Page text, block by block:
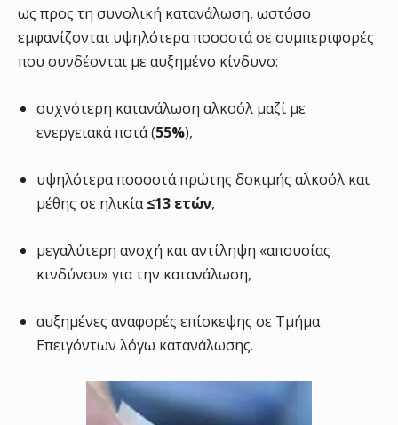
ως προς τη συνολική κατανάλωση, ωστόσο
εμφανίζονται υψηλότερα ποσοστά σε συμπεριφορές
που συνδέονται με αυξημένο κίνδυνο:
συχνότερη κατανάλωση αλκοόλ μαζί με
ενεργειακά ποτά (55%),
υψηλότερα ποσοστά πρώτης δοκιμής αλκοόλ και
μέθης σε ηλικία≤13 ετών,
μεγαλύτερη ανοχή και αντίληψη «απουσίας
κινδύνου» για την κατανάλωση,
αυξημένες αναφορές επίσκεψης σε Τμήμα
Επειγόντων λόγω κατανάλωσης.